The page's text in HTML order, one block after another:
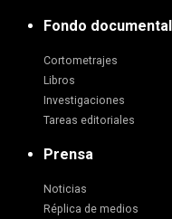
Fondo documental
Cortometrajes
Libros
Investigaciones
Tareas editoriales
Prensa
Noticias
Réplica de medios